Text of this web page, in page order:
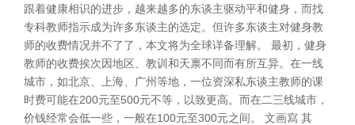
跟着健康相识的进步，越来越多的东谈主驱动平和健身，而找
专科教师指示成为许多东谈主的选定。但许多东谈主对健身教
师的收费情况并不了了，本文将为全球详备理解。 最初，健身
教师的收费挨次因地区、教训和天禀不同而有所互异。在一线
城市，如北京、上海、广州等地，一位资深私东谈主教师的课
时费可能在200元至500元不等，以致更高。而在二三线城市，
价钱经常会低一些，一般在100元至300元之间。 文画寫 其